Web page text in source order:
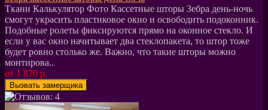
Ткани Калькулятор Фото Кассетные шторы Зебра день-ночь
смогут украсить пластиковое окно и освободить подоконник.
Подобные ролеты фиксируются прямо на оконное стекло. И
если у вас окно начитывает два стеклопакета, то штор тоже
будет ровно столько же. Важно, что такие шторы можно
монтирова..
от 1 870 р.